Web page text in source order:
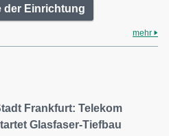
der Einrichtung
mehr
Frankfurt: Telekom
Glasfaser-Tiefbau